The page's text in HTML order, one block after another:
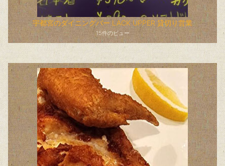
宇都宮のダイニングバー LACK UPPER 貸切り営業
15件のビュー